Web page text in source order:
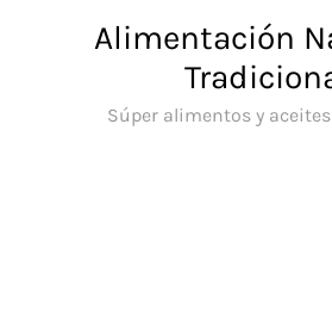
Alimentación
Súper alimentos y